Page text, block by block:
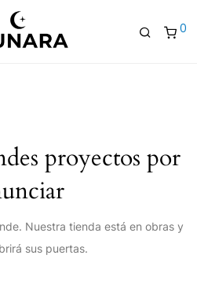
0
proyectos por
Nuestra tienda está en obras y
sus puertas.